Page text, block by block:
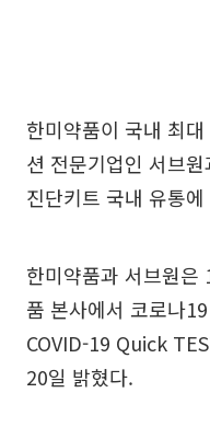
한미약품이 국내 최
션 전문기업인 서브
진단키트 국내 유통
한미약품과 서브원은
품 본사에서 코로나
COVID-19 Quick
20일 밝혔다.